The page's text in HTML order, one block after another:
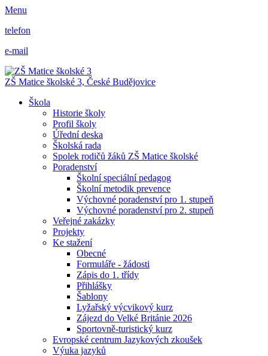
Menu
telefon
e-mail
ZŠ Matice školské 3, České Budějovice
Škola
Historie školy
Profil školy
Úřední deska
Školská rada
Spolek rodičů žáků ZŠ Matice školské
Poradenství
Školní speciální pedagog
Školní metodik prevence
Výchovné poradenství pro 1. stupeň
Výchovné poradenství pro 2. stupeň
Veřejné zakázky
Projekty
Ke stažení
Obecné
Formuláře - žádosti
Zápis do 1. třídy
Přihlášky
Šablony
Lyžařský výcvikový kurz
Zájezd do Velké Británie 2026
Sportovně-turistický kurz
Evropské centrum Jazykových zkoušek
Výuka jazyků